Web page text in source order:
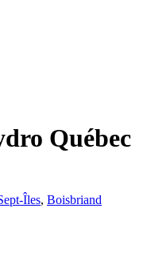
Québec
Îles, Boisbriand